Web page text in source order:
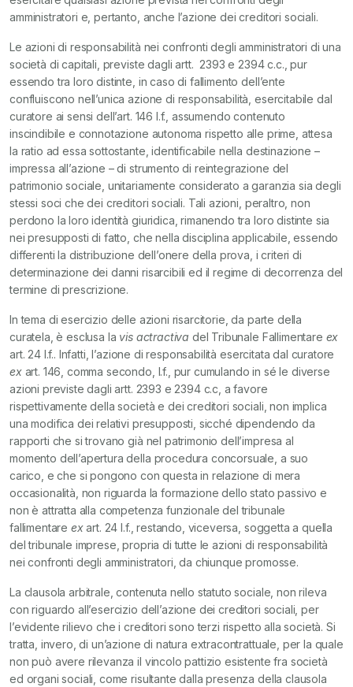
amministratori e, pertanto, anche l’azione dei creditori sociali.
Le azioni di responsabilità nei confronti degli amministratori di una
società di capitali, previste dagli artt. 2393 e 2394 c.c., pur
essendo tra loro distinte, in caso di fallimento dell’ente
confluiscono nell’unica azione di responsabilità, esercitabile dal
curatore ai sensi dell’art. 146 l.f., assumendo contenuto
inscindibile e connotazione autonoma rispetto alle prime, attesa
la ratio ad essa sottostante, identificabile nella destinazione –
impressa all’azione – di strumento di reintegrazione del
patrimonio sociale, unitariamente considerato a garanzia sia degli
stessi soci che dei creditori sociali. Tali azioni, peraltro, non
perdono la loro identità giuridica, rimanendo tra loro distinte sia
nei presupposti di fatto, che nella disciplina applicabile, essendo
differenti la distribuzione dell’onere della prova, i criteri di
determinazione dei danni risarcibili ed il regime di decorrenza del
termine di prescrizione.
In tema di esercizio delle azioni risarcitorie, da parte della
curatela, è esclusa la vis actractiva del Tribunale Fallimentare ex
art. 24 l.f.. Infatti, l’azione di responsabilità esercitata dal curatore
exart. 146, comma secondo, l.f., pur cumulando in sé le diverse
azioni previste dagli artt. 2393 e 2394 c.c, a favore
rispettivamente della società e dei creditori sociali, non implica
una modifica dei relativi presupposti, sicché dipendendo da
rapporti che si trovano già nel patrimonio dell’impresa al
momento dell’apertura della procedura concorsuale, a suo
carico, e che si pongono con questa in relazione di mera
occasionalità, non riguarda la formazione dello stato passivo e
non è attratta alla competenza funzionale del tribunale
fallimentare exart. 24 l.f., restando, viceversa, soggetta a quella
del tribunale imprese, propria di tutte le azioni di responsabilità
nei confronti degli amministratori, da chiunque promosse.
La clausola arbitrale, contenuta nello statuto sociale, non rileva
con riguardo all’esercizio dell’azione dei creditori sociali, per
l’evidente rilievo che i creditori sono terzi rispetto alla società. Si
tratta, invero, di un’azione di natura extracontrattuale, per la quale
non può avere rilevanza il vincolo pattizio esistente fra società
ed organi sociali, come risultante dalla presenza della clausola